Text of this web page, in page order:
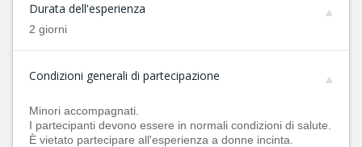
Durata dell'esperienza
2 giorni
Condizioni generali di partecipazione
Minori accompagnati.
I partecipanti devono essere in normali condizioni di salute.
È vietato partecipare all'esperienza a donne incinta.